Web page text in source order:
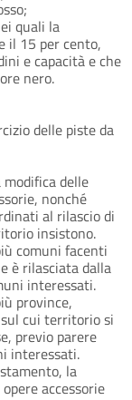
quali la
il 15 per cento,
e capacità e che
nero.
delle piste da
delle
nonché
al rilascio di
insistono.
comuni facenti
è rilasciata dalla
interessati.
province,
cui territorio si
previo parere
interessati.
la
accessorie